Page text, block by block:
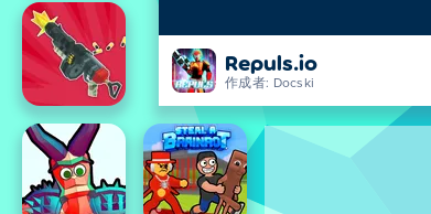
Repuls.io
作成者: Docski